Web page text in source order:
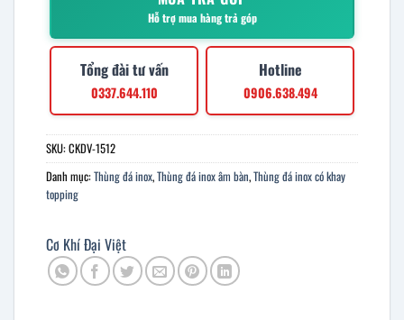
Hỗ trợ mua hàng trả góp
Tổng đài tư vấn
0337.644.110
Hotline
0906.638.494
SKU:CKDV-1512
Danh mục:Thùng đá inox,Thùng đá inox âm bàn,Thùng đá inox có khay
topping
Cơ Khí Đại Việt